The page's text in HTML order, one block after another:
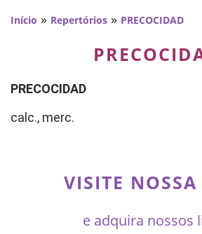
Início » Repertórios » PRECOCIDAD
PRECOCIDAD
calc., merc.
VISITE NOSSA
e adquira nossos